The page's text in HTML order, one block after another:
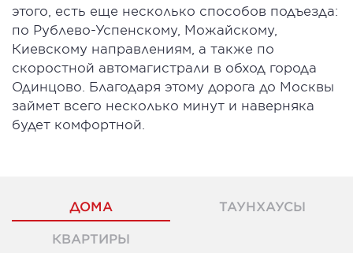
этого, есть еще несколько способов подъезда:
по Рублево-Успенскому, Можайскому,
Киевскому направлениям, а также по
скоростной автомагистрали в обход города
Одинцово. Благодаря этому дорога до Москвы
займет всего несколько минут и наверняка
будет комфортной.
ДОМА ТАУНХАУСЫ
КВАРТИРЫ